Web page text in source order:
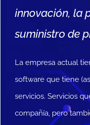
innovación, la
suministro de
La empresa actual
software que tiene
servicios. Servicios
compañía, pero